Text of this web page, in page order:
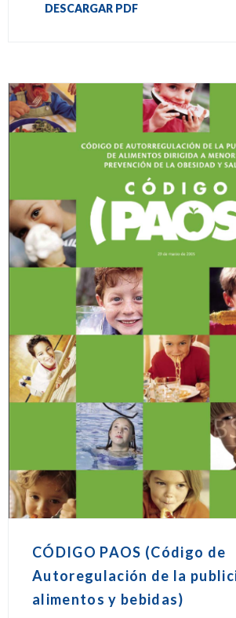
DESCARGAR PDF
CÓDIGO PAOS (Código de
Autoregulación de la
alimentos y bebidas)